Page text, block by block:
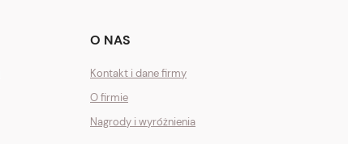
O NAS
Kontakt i dane firmy
O firmie
Nagrody i wyróżnienia